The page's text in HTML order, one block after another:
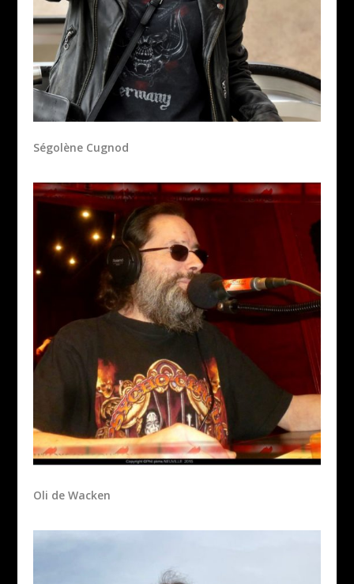
Ségolène Cugnod
Oli de Wacken